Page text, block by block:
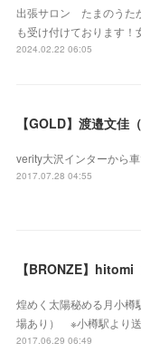
出張サロン たまのうた
も受け付けております
2024.02.22 06:05
verity大沢インターから
2017.07.28 04:55
【BRONZE】hitomi
煌めく太陽秘める月小樽
場あり） ※小樽駅より
2017.06.29 06:49